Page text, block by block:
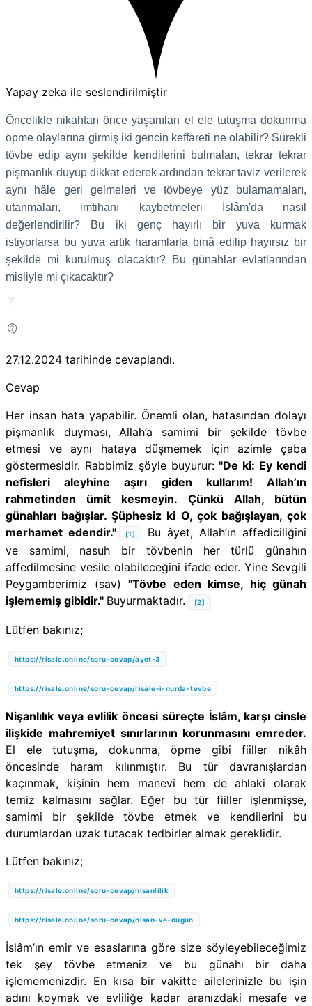
Yapay zeka ile seslendirilmiştir
Öncelikle nikahtan önce yaşanılan el ele tutuşma dokunma
öpme olaylarına girmiş iki gencin keffareti ne olabilir? Sürekli
tövbe edip aynı şekilde kendilerini bulmaları, tekrar tekrar
pişmanlık duyup dikkat ederek ardından tekrar taviz verilerek
aynı hâle geri gelmeleri ve tövbeye yüz bulamamaları,
utanmaları, imtihanı kaybetmeleri İslâm'da nasıl
değerlendirilir? Bu iki genç hayırlı bir yuva kurmak
istiyorlarsa bu yuva artık haramlarla binâ edilip hayırsız bir
şekilde mi kurulmuş olacaktır? Bu günahlar evlatlarından
misliyle mi çıkacaktır?
27.12.2024 tarihinde cevaplandı.
Cevap
Her insan hata yapabilir. Önemli olan, hatasından dolayı
pişmanlık duyması, Allah’a samimi bir şekilde tövbe
etmesi ve aynı hataya düşmemek için azimle çaba
göstermesidir. Rabbimiz şöyle buyurur:"De ki: Ey kendi
nefisleri aleyhine aşırı giden kullarım! Allah’ın
rahmetinden ümit kesmeyin. Çünkü Allah, bütün
günahları bağışlar. Şüphesiz ki O, çok bağışlayan, çok
merhamet edendir."
[1]
Bu âyet, Allah’ın affediciliğini
ve samimi, nasuh bir tövbenin her türlü günahın
affedilmesine vesile olabileceğini ifade eder. Yine Sevgili
Peygamberimiz (sav) "Tövbe eden kimse, hiç günah
işlememiş gibidir." Buyurmaktadır. [2]
Lütfen bakınız;
https://risale.online/soru-cevap/ayet-3
https://risale.online/soru-cevap/risale-i-nurda-tevbe
Nişanlılık veya evlilik öncesi süreçte İslâm, karşı cinsle
ilişkide mahremiyet sınırlarının korunmasını emreder.
El ele tutuşma, dokunma, öpme gibi fiiller nikâh
öncesinde haram kılınmıştır. Bu tür davranışlardan
kaçınmak, kişinin hem manevi hem de ahlaki olarak
temiz kalmasını sağlar. Eğer bu tür fiiller işlenmişse,
samimi bir şekilde tövbe etmek ve kendilerini bu
durumlardan uzak tutacak tedbirler almak gereklidir.
Lütfen bakınız;
https://risale.online/soru-cevap/nisanlilik
https://risale.online/soru-cevap/nisan-ve-dugun
İslâm’ın emir ve esaslarına göre size söyleyebileceğimiz
tek şey tövbe etmeniz ve bu günahı bir daha
işlememenizdir. En kısa bir vakitte ailelerinizle bu işin
adını koymak ve evliliğe kadar aranızdaki mesafe ve